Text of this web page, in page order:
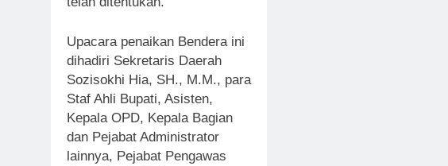
Upacara penaikan Bendera ini
dihadiri Sekretaris Daerah
Sozisokhi Hia, SH., M.M., para
Staf Ahli Bupati, Asisten,
Kepala OPD, Kepala Bagian
dan Pejabat Administrator
lainnya, Pejabat Pengawas